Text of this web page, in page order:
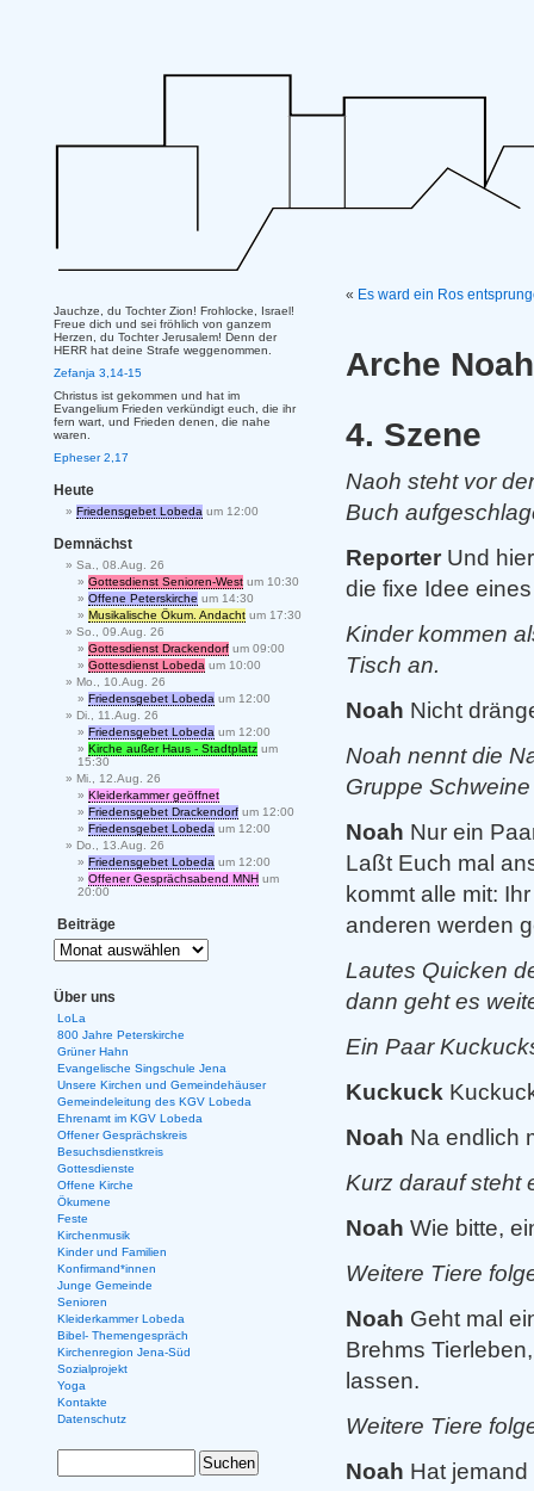
« Es ward ein Ros
Arche
4. Szene
Naoh steht vor
Buch
Reporter Und
die fixe Idee
Kinder kommen
Tisch an.
Noah Nicht
Noah nennt die
Gruppe
Noah Nur ein
Laßt Euch mal
kommt alle mit:
anderen werden
Lautes Quicken
dann geht es
Ein Paar
Kuckuck
Noah Na endlich
Kurz darauf steht
Noah Wie bitte,
Weitere Tiere
Noah Geht mal
Brehms
lassen.
Weitere Tiere
Noah Hat
Jauchze, du Tochter Zion! Frohlocke, Israel!
Freue dich und sei fröhlich von ganzem
Herzen, du Tochter Jerusalem! Denn der
HERR hat deine Strafe weggenommen.
Zefanja 3,14-15
Christus ist gekommen und hat im
Evangelium Frieden verkündigt euch, die ihr
fern wart, und Frieden denen, die nahe
waren.
Epheser 2,17
Heute
Friedensgebet Lobeda um 12:00
Demnächst
Sa., 08.Aug. 26
Gottesdienst Senioren-West um 10:30
Offene Peterskirche um 14:30
Musikalische Ökum. Andacht um 17:30
So., 09.Aug. 26
Gottesdienst Drackendorf um 09:00
Gottesdienst Lobeda um 10:00
Mo., 10.Aug. 26
Friedensgebet Lobeda um 12:00
Di., 11.Aug. 26
Friedensgebet Lobeda um 12:00
Kirche außer Haus - Stadtplatz um
15:30
Mi., 12.Aug. 26
Kleiderkammer geöffnet
Friedensgebet Drackendorf um 12:00
Friedensgebet Lobeda um 12:00
Do., 13.Aug. 26
Friedensgebet Lobeda um 12:00
Offener Gesprächsabend MNH um
20:00
Beiträge
Über uns
LoLa
800 Jahre Peterskirche
Grüner Hahn
Evangelische Singschule Jena
Unsere Kirchen und Gemeindehäuser
Gemeindeleitung des KGV Lobeda
Ehrenamt im KGV Lobeda
Offener Gesprächskreis
Besuchsdienstkreis
Gottesdienste
Offene Kirche
Ökumene
Feste
Kirchenmusik
Kinder und Familien
Konfirmand*innen
Junge Gemeinde
Senioren
Kleiderkammer Lobeda
Bibel- Themengespräch
Kirchenregion Jena-Süd
Sozialprojekt
Yoga
Kontakte
Datenschutz